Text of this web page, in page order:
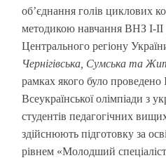
об’єднання голів циклових
методикою навчання ВНЗ І-ІІ
Центрального регіону
Чернігівська, Сумська та
рамках якого було проведено
Всеукраїнської олімпіади з
студентів педагогічних
здійснюють підготовку за
рівнем «Молодший